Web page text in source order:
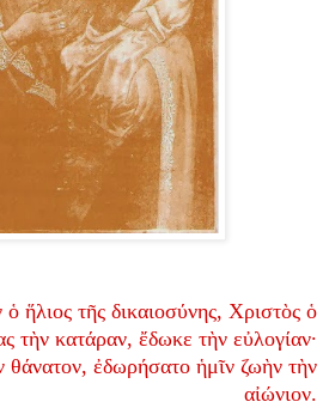
ἥλιος τῆς δικαιοσύνης, Χριστὸς ὁ
τὴν κατάραν, ἔδωκε τὴν εὐλογίαν·
θάνατον, ἐδωρήσατο ἡμῖν ζωὴν τὴν
αἰώνιον.